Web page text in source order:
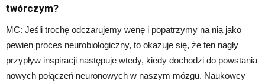
twórczym?
MC: Jeśli trochę odczarujemy wenę i popatrzymy na nią jako
pewien proces neurobiologiczny, to okazuje się, że ten nagły
przypływ inspiracji następuje wtedy, kiedy dochodzi do powstania
nowych połączeń neuronowych w naszym mózgu. Naukowcy